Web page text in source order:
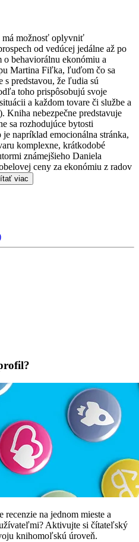
má možnosť oplyvniť
od vedúcej jedálne až po
o behaviorálnu ekonómiu a
Martina Fiľka, ľuďom čo sa
s predstavou, že ľudia sú
toho prispôsobujú svoje
a každom tovare či službe a
Kniha nebezpečne predstavuje
sa rozhodujúce bytosti
napríklad emocionálna stránka,
komplexne, krátkodobé
známejšieho Daniela
ceny za ekonómiu z radov
viac
na jednom mieste a
Aktivujte si čítateľský
knihomoľskú úroveň.